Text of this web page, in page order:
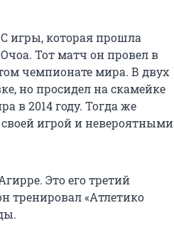
игры, которая прошла
Очоа. Тот матч он провел в
чемпионате мира. В двух
но просидел на скамейке
в 2014 году. Тогда же
игрой и невероятными
Это его третий
тренировал «Атлетико